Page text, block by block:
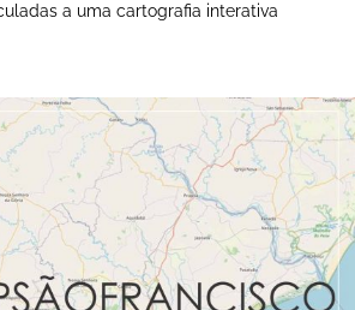
a uma cartografia interativa